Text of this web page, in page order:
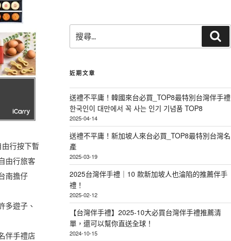
行按下暫
由行旅客
南擔仔
多遊子、
伴手禮店
尋
關
字
尋
近期文章
送禮不平庸！韓國來台必買_TOP8最特別台灣伴手禮
한국인이 대만에서 꼭 사는 인기 기념품 TOP8
2025-04-14
送禮不平庸！新加坡人來台必買_TOP8最特別台灣名
產
2025-03-19
2025台灣伴手禮｜10 款新加坡人也淪陷的推薦伴手
禮！
2025-02-12
【台灣伴手禮】2025-10大必買台灣伴手禮推薦清
單，還可以幫你直送全球！
2024-10-15